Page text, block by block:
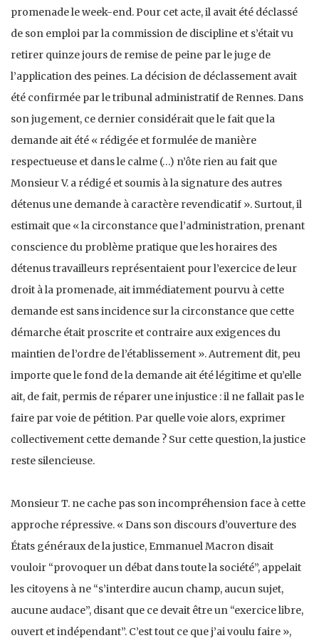
promenade le week-end. Pour cet acte, il avait été déclassé
de son emploi par la commission de discipline et s’était vu
retirer quinze jours de remise de peine par le juge de
l’application des peines. La décision de déclassement avait
été confirmée par le tribunal administratif de Rennes. Dans
son jugement, ce dernier considérait que le fait que la
demande ait été « rédigée et formulée de manière
respectueuse et dans le calme (…) n’ôte rien au fait que
Monsieur V. a rédigé et soumis à la signature des autres
détenus une demande à caractère revendicatif ». Surtout, il
estimait que « la circonstance que l’administration, prenant
conscience du problème pratique que les horaires des
détenus travailleurs représentaient pour l’exercice de leur
droit à la promenade, ait immédiatement pourvu à cette
demande est sans incidence sur la circonstance que cette
démarche était proscrite et contraire aux exigences du
maintien de l’ordre de l’établissement ». Autrement dit, peu
importe que le fond de la demande ait été légitime et qu’elle
ait, de fait, permis de réparer une injustice : il ne fallait pas le
faire par voie de pétition. Par quelle voie alors, exprimer
collectivement cette demande ? Sur cette question, la justice
reste silencieuse.
Monsieur T. ne cache pas son incompréhension face à cette
approche répressive. « Dans son discours d’ouverture des
États généraux de la justice, Emmanuel Macron disait
vouloir “provoquer un débat dans toute la société”, appelait
les citoyens à ne “s’interdire aucun champ, aucun sujet,
aucune audace”, disant que ce devait être un “exercice libre,
ouvert et indépendant”. C’est tout ce que j’ai voulu faire »,